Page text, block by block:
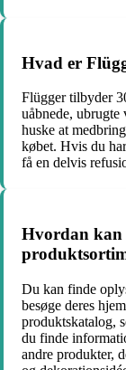
Hvad er
Flügger tilbyder
uåbnede,
huske at
købet. Hvis du
få en delvis
Hvordan kan
Du kan finde
besøge deres
produktskatalog,
du finde
andre produkter,